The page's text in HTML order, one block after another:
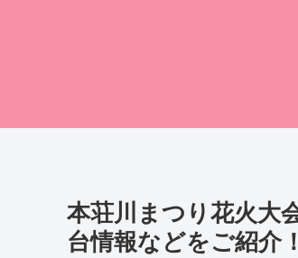
本荘川まつり花火大
台情報などをご紹介